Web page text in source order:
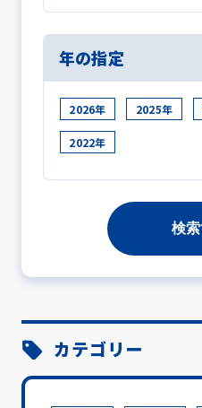
年の指定
2026年 2025年
2022年
カテゴリー